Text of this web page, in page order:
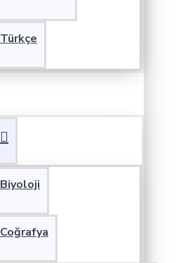
Türkçe
Biyoloji
Coğrafya